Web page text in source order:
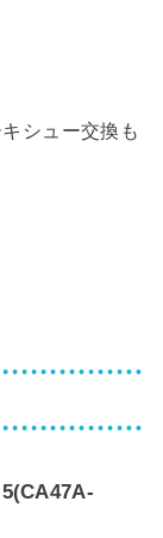
シュー交換も